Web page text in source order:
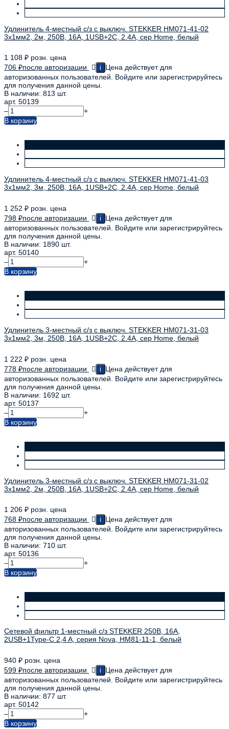
Удлинитель 4-местный с/з с выключ. STEKKER HM071-41-02
3x1мм2, 2м, 250В, 16А, 1USB+2C, 2.4A, сер Home, белый
1 108 ₽ розн. цена
706 ₽после авторизации i
Цена действует для
авторизованных пользователей. Войдите или зарегистрируйтесь
для получения данной цены.
В наличии: 813 шт.
арт. 50139
–
+
В корзину
Удлинитель 4-местный с/з с выключ. STEKKER HM071-41-03
3x1мм2, 3м, 250В, 16А, 1USB+2C, 2.4A, сер Home, белый
1 252 ₽ розн. цена
798 ₽после авторизации i
Цена действует для
авторизованных пользователей. Войдите или зарегистрируйтесь
для получения данной цены.
В наличии: 1890 шт.
арт. 50140
–
+
В корзину
Удлинитель 3-местный с/з с выключ. STEKKER HM071-31-03
3x1мм2, 3м, 250В, 16А, 1USB+2C, 2.4A, сер Home, белый
1 222 ₽ розн. цена
778 ₽после авторизации i
Цена действует для
авторизованных пользователей. Войдите или зарегистрируйтесь
для получения данной цены.
В наличии: 1692 шт.
арт. 50137
–
+
В корзину
Удлинитель 3-местный с/з с выключ. STEKKER HM071-31-02
3x1мм2, 2м, 250В, 16А, 1USB+2C, 2.4A, сер Home, белый
1 206 ₽ розн. цена
768 ₽после авторизации i
Цена действует для
авторизованных пользователей. Войдите или зарегистрируйтесь
для получения данной цены.
В наличии: 710 шт.
арт. 50136
–
+
В корзину
Сетевой фильтр 1-местный с/з STEKKER 250В, 16А,
2USB+1Type-C 2,4 A, серия Nova, HM81-11-1, белый
940 ₽ розн. цена
599 ₽после авторизации i
Цена действует для
авторизованных пользователей. Войдите или зарегистрируйтесь
для получения данной цены.
В наличии: 877 шт.
арт. 50142
–
+
В корзину